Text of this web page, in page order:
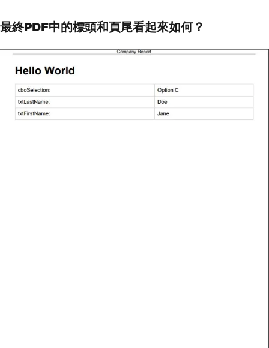
pdfDocument.MetaData.Author =
"C# Appl
pdfDocument
pdfDocument.MetaData.CreationDate =
Da
最終PDF中的標頭和頁尾看起來如何？